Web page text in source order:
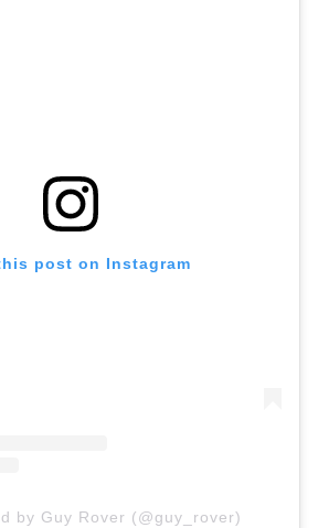
post on Instagram
by Guy Rover (@guy_rover)